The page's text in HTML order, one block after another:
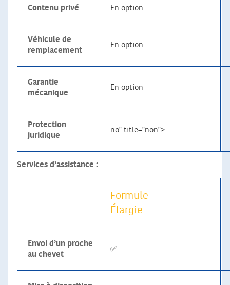
Contenu privé En option
Véhicule de
remplacement
En option
Garantie
mécanique
En option
Protection
juridique
no" title="non">
Services d’assistance :
Formule
Élargie
Envoi d’un proche
au chevet
✅